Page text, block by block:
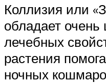
Коллизия или
обладает
лечебных
растения
ночных